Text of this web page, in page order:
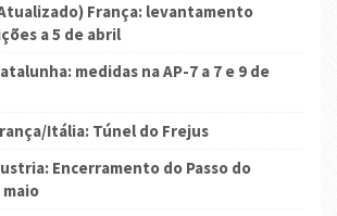
França: levantamento
a 5 de abril
medidas na AP-7 a 7 e 9 de
Itália: Túnel do Frejus
Encerramento do Passo do
maio